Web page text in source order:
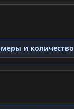
и количество